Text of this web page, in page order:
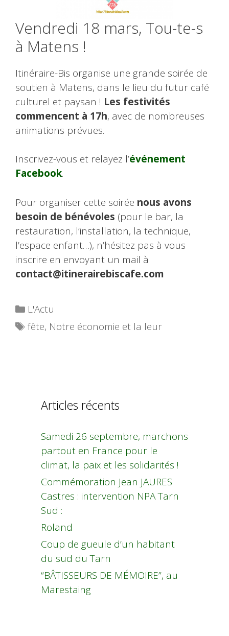
Vendredi 18 mars, Tou-te-s
à Matens !
Itinéraire-Bis organise une grande soirée de
soutien à Matens, dans le lieu du futur café
culturel et paysan ! Les festivités
commencent à 17h, avec de nombreuses
animations prévues.
Inscrivez-vous et relayez l’événement
Facebook.
Pour organiser cette soirée nous avons
besoin de bénévoles (pour le bar, la
restauration, l’installation, la technique,
l’espace enfant…), n’hésitez pas à vous
inscrire en envoyant un mail à
contact@itinerairebiscafe.com
Catégories
L'Actu
Étiquettes
fête, Notre économie et la leur
Articles récents
Samedi 26 septembre, marchons
partout en France pour le
climat, la paix et les solidarités !
Commémoration Jean JAURES
Castres : intervention NPA Tarn
Sud :
Roland
Coup de gueule d’un habitant
du sud du Tarn
“BÂTISSEURS DE MÉMOIRE”, au
Marestaing